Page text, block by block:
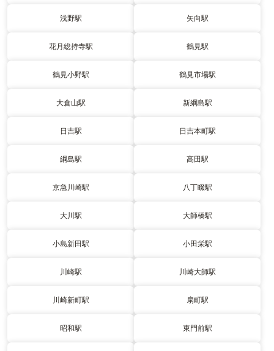
浅野駅 矢向駅
花月総持寺駅 鶴見駅
鶴見小野駅 鶴見市場駅
大倉山駅 新綱島駅
日吉駅 日吉本町駅
綱島駅 高田駅
京急川崎駅 八丁畷駅
大川駅 大師橋駅
小島新田駅 小田栄駅
川崎駅 川崎大師駅
川崎新町駅 扇町駅
昭和駅 東門前駅